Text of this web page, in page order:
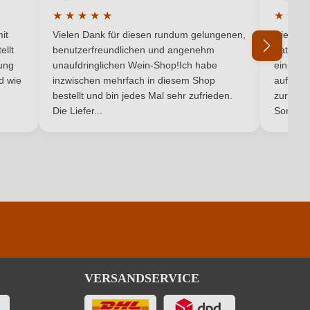
Cuvée (Rot)
Rot
Ich habe mein Passwort vergessen
von 5 Sternen
wie
★ ★ ★ ★ ★
Durchschnittliche Bewertung von 5 von 5 Sternen
Vielen Dank für diesen rundum gelungenen,
benutzerfreundlichen und angenehm
unaufdringlichen Wein-Shop!Ich habe
inzwischen mehrfach in diesem Shop
bestellt und bin jedes Mal sehr zufrieden.
Die Liefer...
★ ★
Die
hat
einmal
auf
zurück
Son...
VERSANDSERVICE